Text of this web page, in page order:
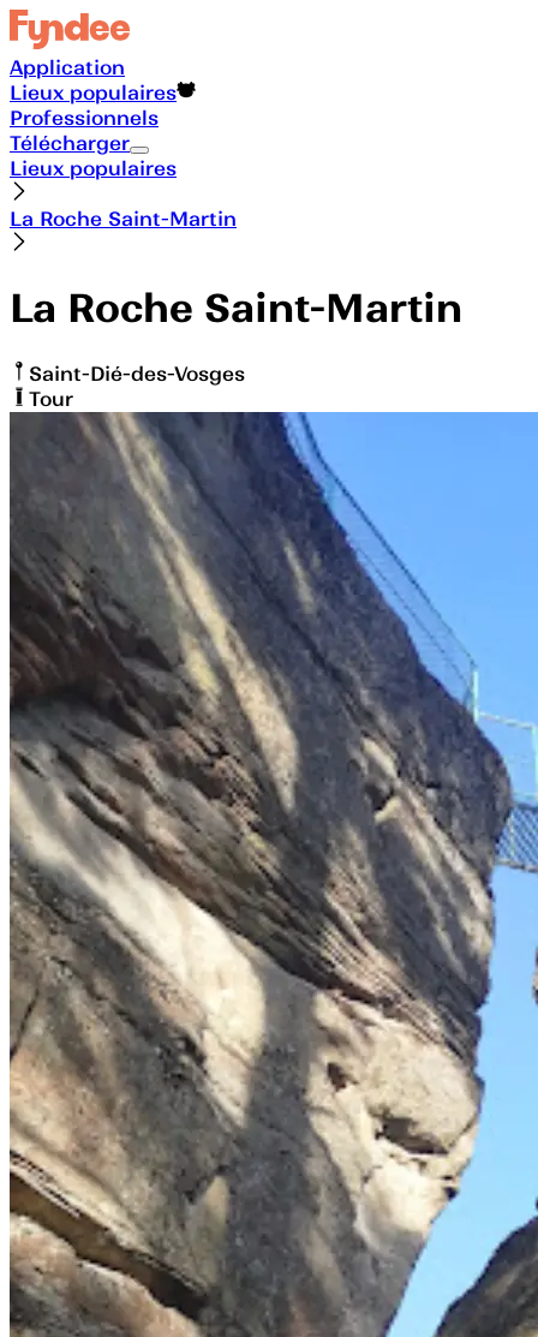
Application
Lieux populaires
Professionnels
Télécharger
Lieux populaires
La Roche Saint-Martin
La Roche Saint-Martin
Saint-Dié-des-Vosges
Tour